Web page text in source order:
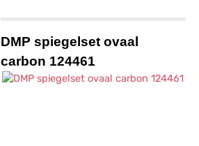
DMP spiegelset ovaal
carbon 124461